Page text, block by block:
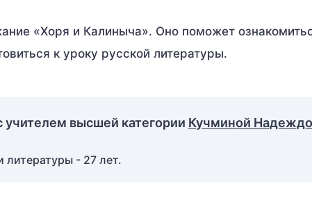
«Хоря и Калиныча». Оно поможет
к уроку русской литературы.
учителем высшей категории Кучминой
литературы - 27 лет.